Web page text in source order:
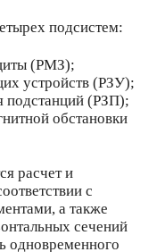
подсистем:
(РМЗ);
устройств (РЗУ);
подстанций (РЗП);
обстановки
расчет и
с
а также
сечений
одновременного